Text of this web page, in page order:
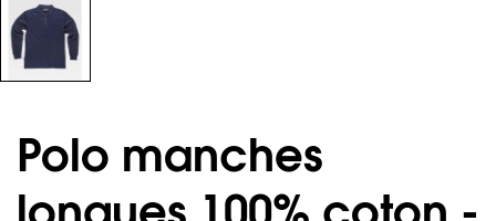
Polo manches